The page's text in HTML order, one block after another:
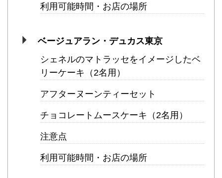
利用可能時間・お店の場所
ベージュアラン・デュカス東京
シェネルのマトラッセをイメージしたベ
リーケーキ（2名用）
アフターヌーンティーセット
チョコレートムースケーキ（2名用）
注意点
利用可能時間・お店の場所